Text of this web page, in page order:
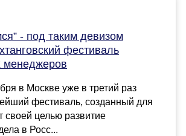
- под таким девизом
фестиваль
менеджеров
в Москве уже в третий раз
фестиваль, созданный для
своей целью развитие
в Росс...